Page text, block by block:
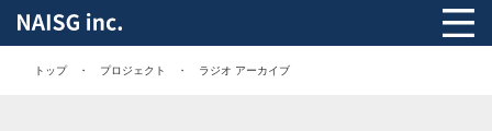
トップ プロジェクト ラジオ アーカイブ